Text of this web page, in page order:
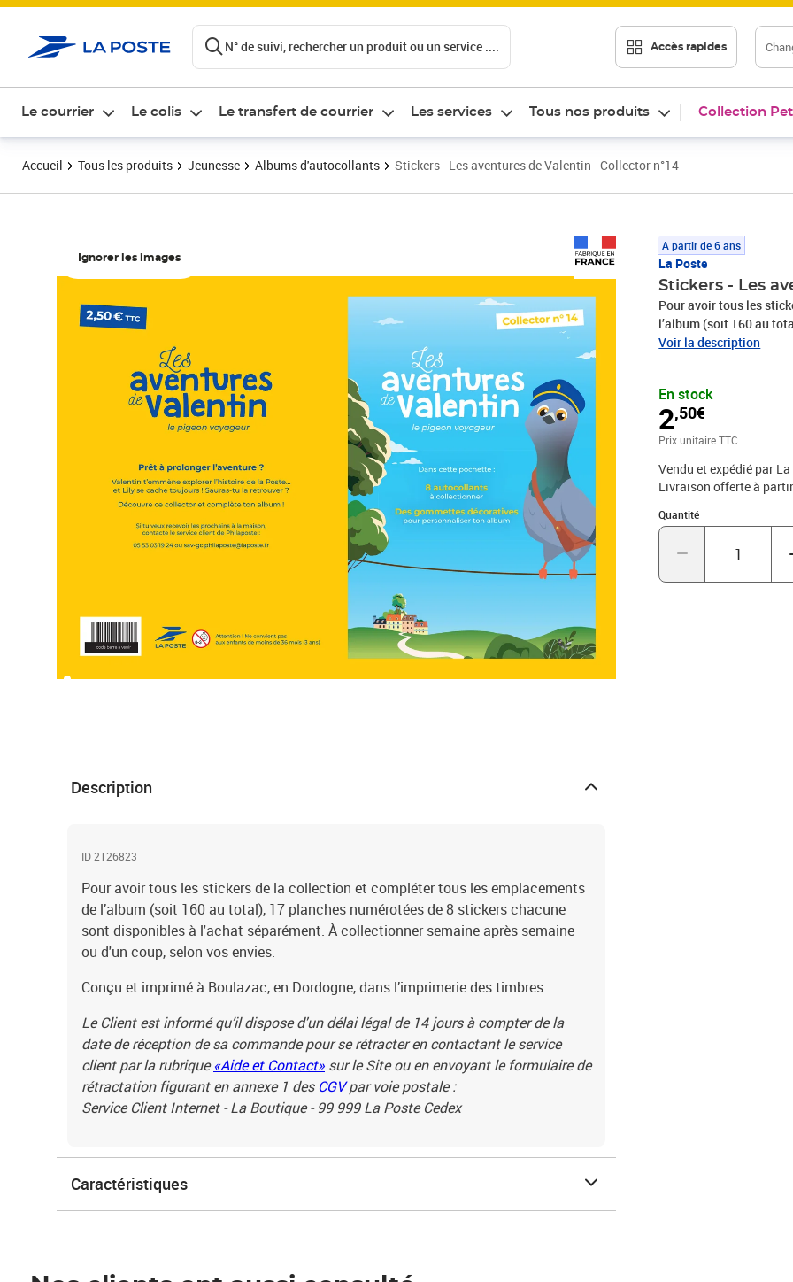
N° de suivi, rechercher un produit ou un service .... Accès rapides
Le courrier Le colis Le transfert de courrier Les services Tous nos produits Collection
Accueil Tous les produits Jeunesse Albums d'autocollants Stickers - Les aventures de Valentin - Collector n°14
Ignorer les images
A partir de 6 ans
La Poste
Stickers - Les
Pour avoir tous les
l’album (soit 160 au
disponibles à l'achat
de la date de réception
client par la rubrique
rétractation figurant en
Voir la description
En stock
2,50€
Prix 2,50€
Prix unitaire TTC
Vendu et expédié par
Livraison offerte à
Quantité
Quantité : 1
Description
ID 2126823
Pour avoir tous les stickers de la collection et compléter tous les emplacements
de l’album (soit 160 au total), 17 planches numérotées de 8 stickers chacune
sont disponibles à l'achat séparément. À collectionner semaine après semaine
ou d'un coup, selon vos envies.
Conçu et imprimé à Boulazac, en Dordogne, dans l’imprimerie des timbres
Le Client est informé qu’il dispose d'un délai légal de 14 jours à compter de la
date de réception de sa commande pour se rétracter en contactant le service
client par la rubrique«Aide et Contact» sur le Site ou en envoyant le formulaire de
rétractation figurant en annexe 1 des CGVpar voie postale :
Service Client Internet - La Boutique - 99 999 La Poste Cedex
Caractéristiques